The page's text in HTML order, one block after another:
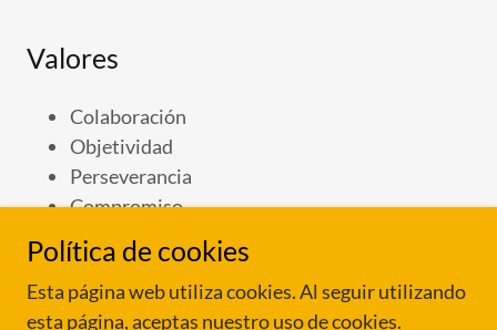
Valores
Colaboración
Objetividad
Perseverancia
Compromiso
Copyright © 2021 Stabila - Todos los derechos
Política de cookies
Esta página web utiliza cookies. Al seguir utilizando
esta página, aceptas nuestro uso de cookies.